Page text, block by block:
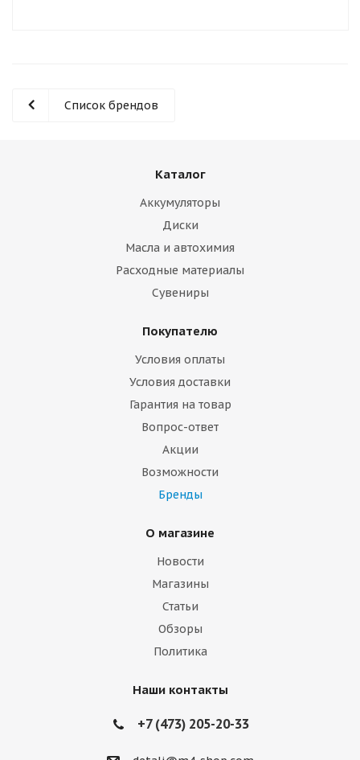
Список брендов
Каталог
Аккумуляторы
Диски
Масла и автохимия
Расходные материалы
Сувениры
Покупателю
Условия оплаты
Условия доставки
Гарантия на товар
Вопрос-ответ
Акции
Возможности
Бренды
О магазине
Новости
Магазины
Статьи
Обзоры
Политика
Наши контакты
+7 (473) 205-20-33